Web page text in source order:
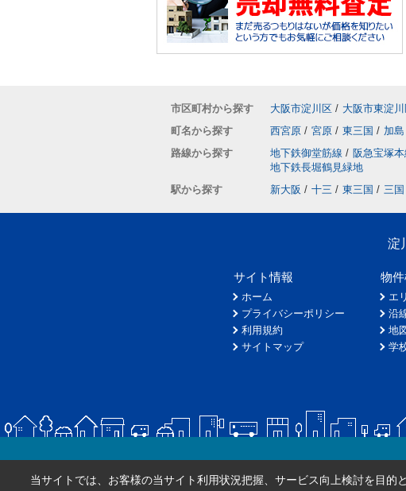
市区町村から探す 大阪市淀川区 / 大阪市東淀
町名から探す
西宮原 / 宮原 / 東三国 / 加島
路線から探す
地下鉄御堂筋線 / 阪急宝塚本
地下鉄長堀鶴見緑地
駅から探す
新大阪 / 十三 / 東三国 / 三国
淀
サイト情報
ホーム
プライバシーポリシー
利用規約
サイトマップ
物
エ
沿
地
学
当サイトでは、お客様の当サイト利用状況把握、サービス向上検討を目的